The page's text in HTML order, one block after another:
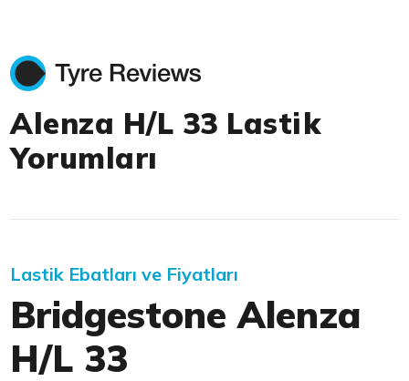
Alenza H/L 33 Lastik
Yorumları
Lastik Ebatları ve Fiyatları
Bridgestone Alenza
H/L 33